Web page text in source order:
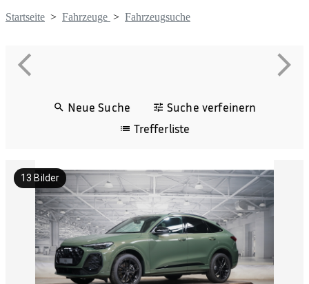
Startseite > Fahrzeuge > Fahrzeugsuche
Neue Suche
Suche verfeinern
Trefferliste
13 Bilder